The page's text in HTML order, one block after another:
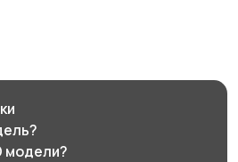
модели?